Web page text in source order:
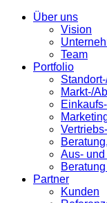
Über uns
Vision
Team
Portfolio
Markt-/
Aus-
Partner
Kunden